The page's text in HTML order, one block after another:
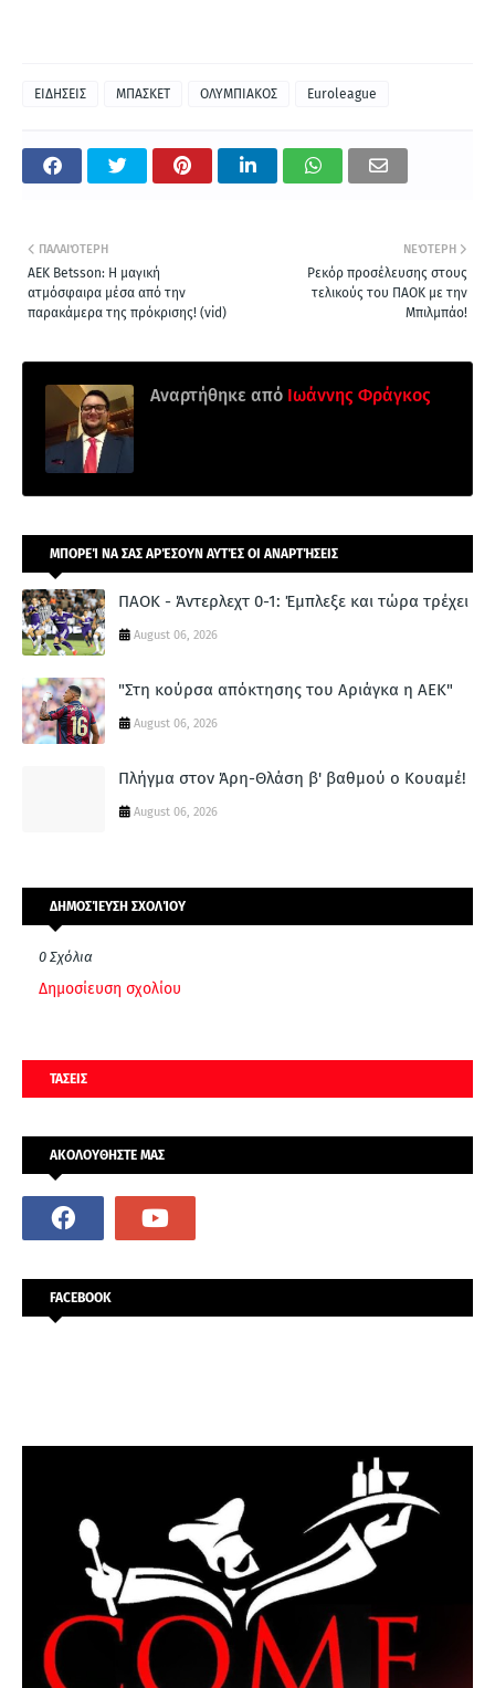
ΕΙΔΗΣΕΙΣ ΜΠΑΣΚΕΤ ΟΛΥΜΠΙΑΚΟΣ Euroleague
ΝΕΌΤΕΡΗ
Ρεκόρ προσέλευσης στους
τελικούς του ΠΑΟΚ με την
Μπιλμπάο!
ΠΑΛΑΙΌΤΕΡΗ
AEK Betsson: Η μαγική
ατμόσφαιρα μέσα από την
παρακάμερα της πρόκρισης! (vid)
Αναρτήθηκε από Ιωάννης Φράγκος
ΜΠΟΡΕΊ ΝΑ ΣΑΣ ΑΡΈΣΟΥΝ ΑΥΤΈΣ ΟΙ ΑΝΑΡΤΉΣΕΙΣ
ΠΑΟΚ - Άντερλεχτ 0-1: Έμπλεξε και τώρα τρέχει
August 06, 2026
"Στη κούρσα απόκτησης του Αριάγκα η ΑΕΚ"
August 06, 2026
Πλήγμα στον Άρη-Θλάση β' βαθμού ο Κουαμέ!
August 06, 2026
ΔΗΜΟΣΊΕΥΣΗ ΣΧΟΛΊΟΥ
0 Σχόλια
Δημοσίευση σχολίου
ΤΑΣΕΙΣ
ΑΚΟΛΟΥΘΗΣΤΕ ΜΑΣ
FACEBOOK